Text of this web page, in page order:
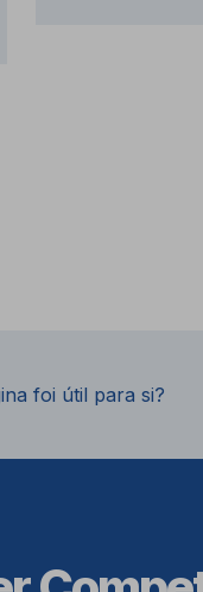
foi útil para si?